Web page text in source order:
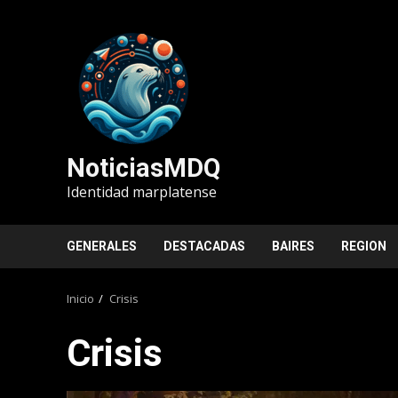
NoticiasMDQ
Identidad marplatense
GENERALES DESTACADAS BAIRES REGION
Inicio Crisis
Crisis